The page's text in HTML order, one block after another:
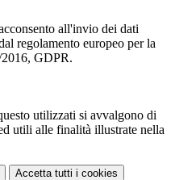
all'invio dei dati
regolamento europeo per la
GDPR.
utilizzati si avvalgono di
utili alle finalità illustrate nella
Accetta tutti i cookies